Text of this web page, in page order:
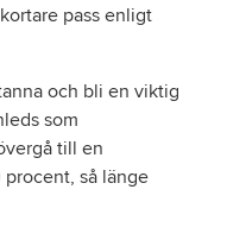
pass enligt
och bli en viktig
som
till en
så länge